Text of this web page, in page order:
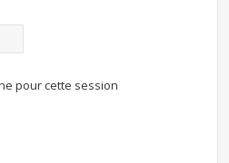
pour cette session